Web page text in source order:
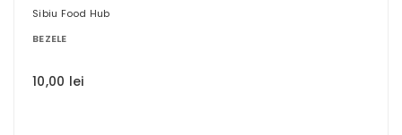
Sibiu Food Hub
BEZELE
10,00 lei